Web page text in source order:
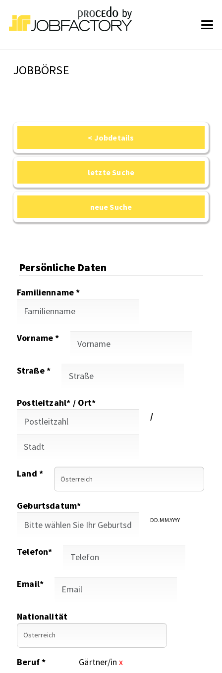
JOBBÖRSE
< Jobdetails
letzte Suche
neue Suche
Persönliche Daten
Familienname *
Vorname *
Straße *
Postleitzahl* / Ort*
/
Land *
Geburtsdatum*
DD.MM.YYYY
Telefon*
Email*
Nationalität
Beruf * Gärtner/in x